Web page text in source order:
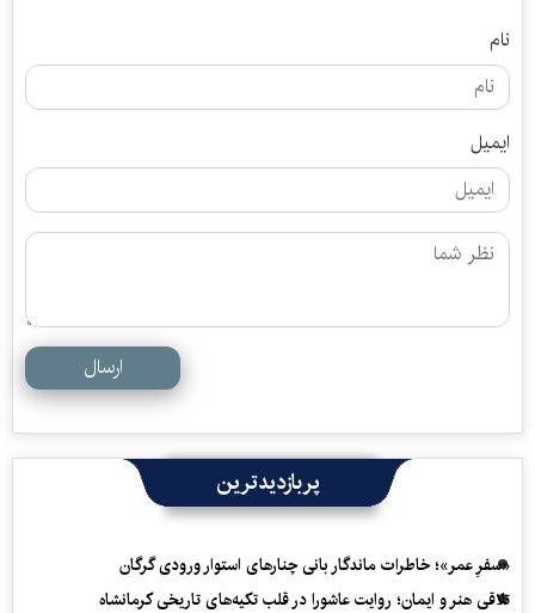
نام
ایمیل
ارسال
پربازدیدترین
«سفرِ عمر»؛ خاطرات ماندگار بانی چنارهای استوار ورودی گرگان
تلاقی هنر و ایمان؛ روایت عاشورا در قلب تکیه‌های تاریخی کرمانشاه